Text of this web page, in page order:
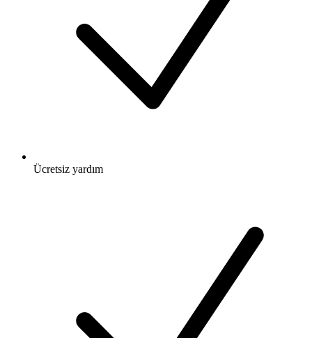
Ücretsiz yardım